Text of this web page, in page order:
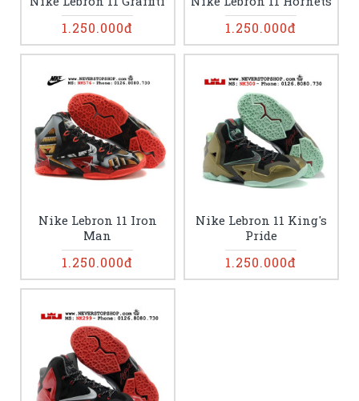
1.250.000đ 1.250.000đ
Nike Lebron 11 Iron
Man
1.250.000đ
Nike Lebron 11 King's
Pride
1.250.000đ